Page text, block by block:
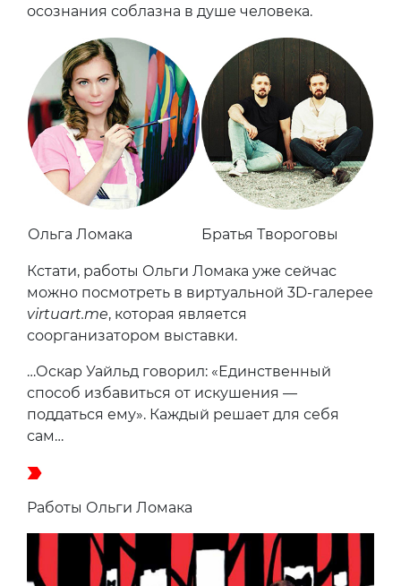
осознания соблазна в душе человека.
Ольга Ломака Братья Твороговы
Кстати, работы Ольги Ломака уже сейчас
можно посмотреть в виртуальной 3D-галерее
virtuart.me, которая является
соорганизатором выставки.
…Оскар Уайльд говорил: «Единственный
способ избавиться от искушения —
поддаться ему». Каждый решает для себя
сам…
Работы Ольги Ломака